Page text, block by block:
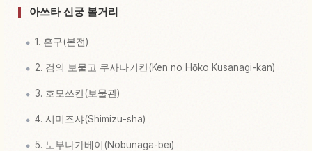
아쓰타 신궁 볼거리
1. 혼구(본전)
2. 검의 보물고 쿠사나기칸(Ken no Hōko Kusanagi-kan)
3. 호모쓰칸(보물관)
4. 시미즈샤(Shimizu-sha)
5. 노부나가베이(Nobunaga-bei)